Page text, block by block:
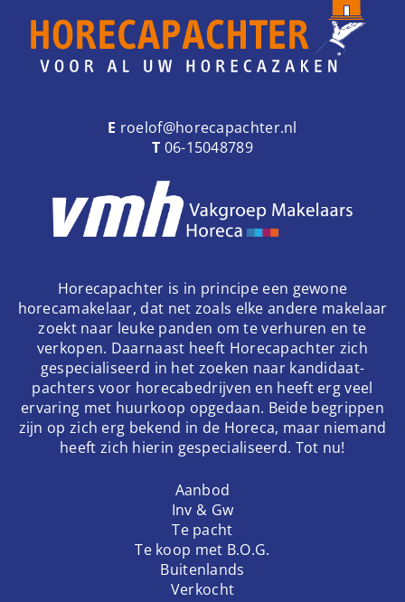
E roelof@horecapachter.nl
T 06-15048789
Horecapachter is in principe een gewone
horecamakelaar, dat net zoals elke andere makelaar
zoekt naar leuke panden om te verhuren en te
verkopen. Daarnaast heeft Horecapachter zich
gespecialiseerd in het zoeken naar kandidaat-
pachters voor horecabedrijven en heeft erg veel
ervaring met huurkoop opgedaan. Beide begrippen
zijn op zich erg bekend in de Horeca, maar niemand
heeft zich hierin gespecialiseerd. Tot nu!
Aanbod
Inv & Gw
Te pacht
Te koop met B.O.G.
Buitenlands
Verkocht